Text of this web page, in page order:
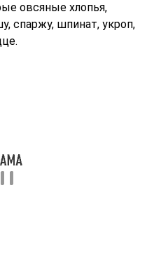
овсяные хлопья,
спаржу, шпинат, укроп,
сохранить здоровый
тканей. Много
изюм, молочные